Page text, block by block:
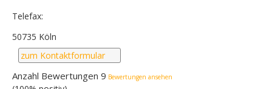
Telefax:
50735 Köln
zum Kontaktformular
Anzahl Bewertungen 9 Bewertungen ansehen